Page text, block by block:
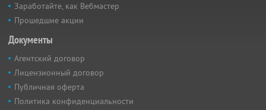
Заработайте, как Вебмастер
Прошедшие акции
Документы
Агентский договор
Лицензионный договор
Публичная оферта
Политика конфиденциальности